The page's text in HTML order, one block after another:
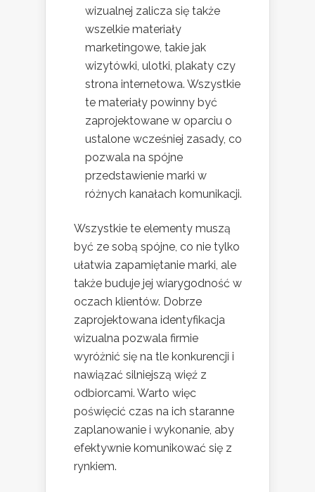
wizualnej zalicza się także
wszelkie materiały
marketingowe, takie jak
wizytówki, ulotki, plakaty czy
strona internetowa. Wszystkie
te materiały powinny być
zaprojektowane w oparciu o
ustalone wcześniej zasady, co
pozwala na spójne
przedstawienie marki w
różnych kanałach komunikacji.
Wszystkie te elementy muszą
być ze sobą spójne, co nie tylko
ułatwia zapamiętanie marki, ale
także buduje jej wiarygodność w
oczach klientów. Dobrze
zaprojektowana identyfikacja
wizualna pozwala firmie
wyróżnić się na tle konkurencji i
nawiązać silniejszą więź z
odbiorcami. Warto więc
poświęcić czas na ich staranne
zaplanowanie i wykonanie, aby
efektywnie komunikować się z
rynkiem.